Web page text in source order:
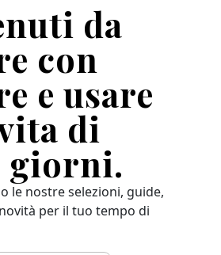
da
con
e usare
di
le nostre selezioni, guide,
per il tuo tempo di